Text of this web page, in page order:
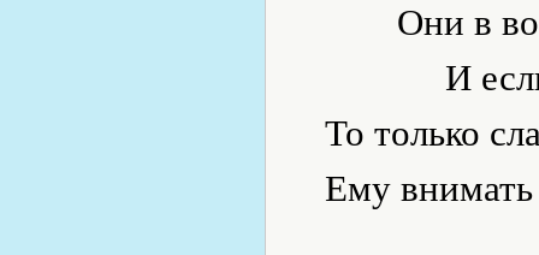
Они в
И
То только
Ему